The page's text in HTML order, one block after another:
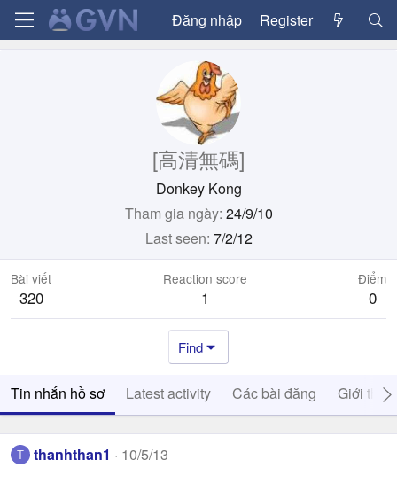
Đăng nhập Register
[高清無碼]
Donkey Kong
Tham gia ngày 24/9/10
Last seen 7/2/12
Bài viết
320
Reaction score
1
Điểm
0
Find
Tin nhắn hồ sơ Latest activity Các bài đăng Giới thiệu
T thanhthan1 10/5/13